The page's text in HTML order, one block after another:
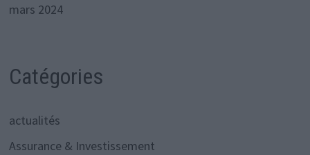
mars 2024
Catégories
actualités
Assurance & Investissement